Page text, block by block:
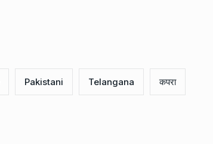
Pakistani Telangana कपरा